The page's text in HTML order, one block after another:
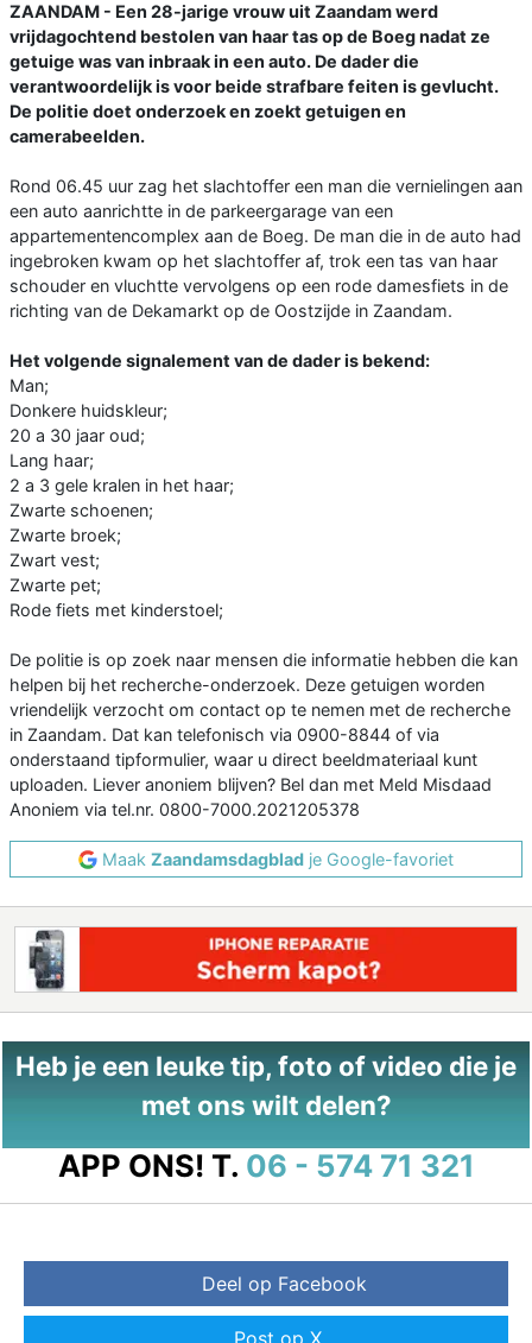
ZAANDAM - Een 28-jarige vrouw uit Zaandam werd
vrijdagochtend bestolen van haar tas op de Boeg nadat ze
getuige was van inbraak in een auto. De dader die
verantwoordelijk is voor beide strafbare feiten is gevlucht.
De politie doet onderzoek en zoekt getuigen en
camerabeelden.
Rond 06.45 uur zag het slachtoffer een man die vernielingen aan
een auto aanrichtte in de parkeergarage van een
appartementencomplex aan de Boeg. De man die in de auto had
ingebroken kwam op het slachtoffer af, trok een tas van haar
schouder en vluchtte vervolgens op een rode damesfiets in de
richting van de Dekamarkt op de Oostzijde in Zaandam.
Het volgende signalement van de dader is bekend:
Man;
Donkere huidskleur;
20 a 30 jaar oud;
Lang haar;
2 a 3 gele kralen in het haar;
Zwarte schoenen;
Zwarte broek;
Zwart vest;
Zwarte pet;
Rode fiets met kinderstoel;
De politie is op zoek naar mensen die informatie hebben die kan
helpen bij het recherche-onderzoek. Deze getuigen worden
vriendelijk verzocht om contact op te nemen met de recherche
in Zaandam. Dat kan telefonisch via 0900-8844 of via
onderstaand tipformulier, waar u direct beeldmateriaal kunt
uploaden. Liever anoniem blijven? Bel dan met Meld Misdaad
Anoniem via tel.nr. 0800-7000.2021205378
Maak Zaandamsdagblad je Google-favoriet
Heb je een leuke tip, foto of video die je
met ons wilt delen?
APP ONS! T. 06 - 574 71 321
Deel op Facebook